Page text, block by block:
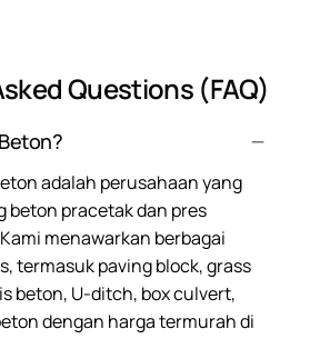
Questions (FAQ)
adalah perusahaan yang
beton pracetak dan pres
menawarkan berbagai
termasuk paving block, grass
beton, U-ditch, box culvert,
dengan harga termurah di